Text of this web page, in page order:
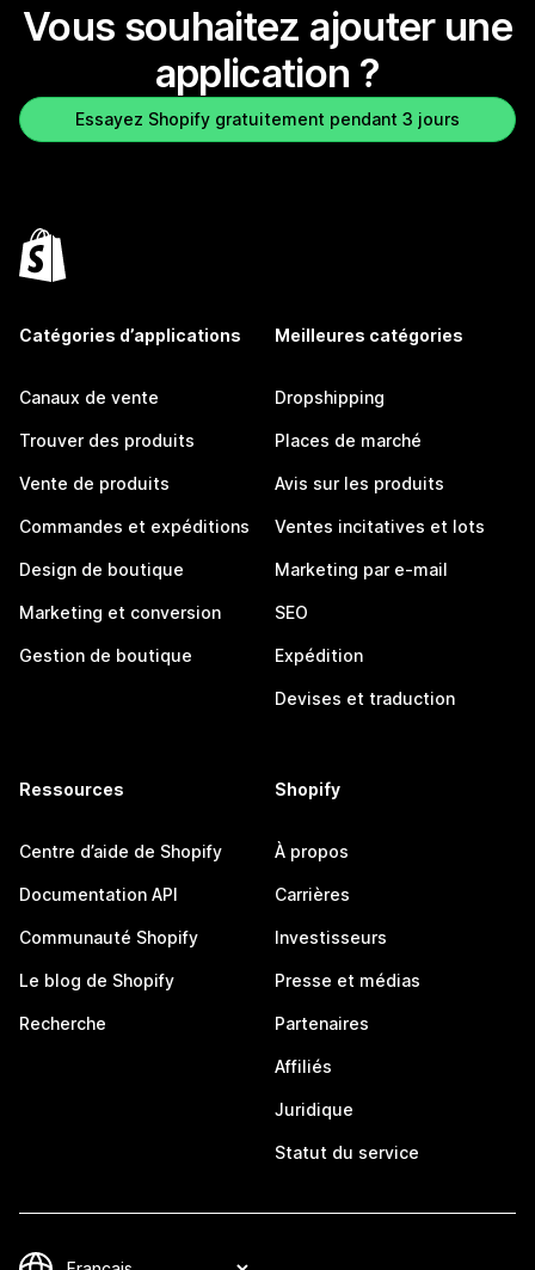
Vous souhaitez ajouter une
application ?
Essayez Shopify gratuitement pendant 3 jours
Catégories d’applications
Canaux de vente
Trouver des produits
Vente de produits
Commandes et expéditions
Design de boutique
Marketing et conversion
Gestion de boutique
Meilleures catégories
Dropshipping
Places de marché
Avis sur les produits
Ventes incitatives et lots
Marketing par e-mail
SEO
Expédition
Devises et traduction
Ressources
Centre d’aide de Shopify
Documentation API
Communauté Shopify
Le blog de Shopify
Recherche
Shopify
À propos
Carrières
Investisseurs
Presse et médias
Partenaires
Affiliés
Juridique
Statut du service